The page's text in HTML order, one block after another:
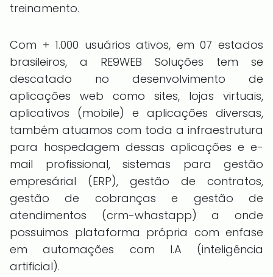
treinamento.
Com + 1.000 usuários ativos, em 07 estados
brasileiros, a RE9WEB Soluções tem se
descatado no desenvolvimento de
aplicações web como sites, lojas virtuais,
aplicativos (mobile) e aplicações diversas,
também atuamos com toda a infraestrutura
para hospedagem dessas aplicações e e-
mail profissional, sistemas para gestão
empresárial (ERP), gestão de contratos,
gestão de cobranças e gestão de
atendimentos (crm-whastapp) a onde
possuimos plataforma própria com enfase
em automações com I.A (inteligência
artificial).